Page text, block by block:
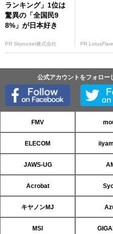
ランキング」1位は
驚異の「全国民9
8%」が日本好き
PR Skyrocket株式会社 PR
公式アカウントをフォロー
FMV
ELECOM
JAWS-UG
Acrobat
キヤノンMJ
MSI